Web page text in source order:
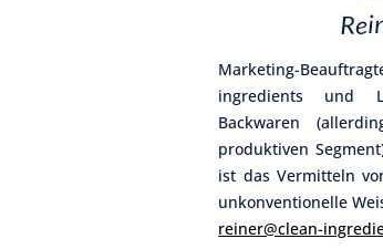
Marketing-
ingredients und
Backwaren
produktiven
ist das Vermitteln
unkonventionelle
reiner@clean-